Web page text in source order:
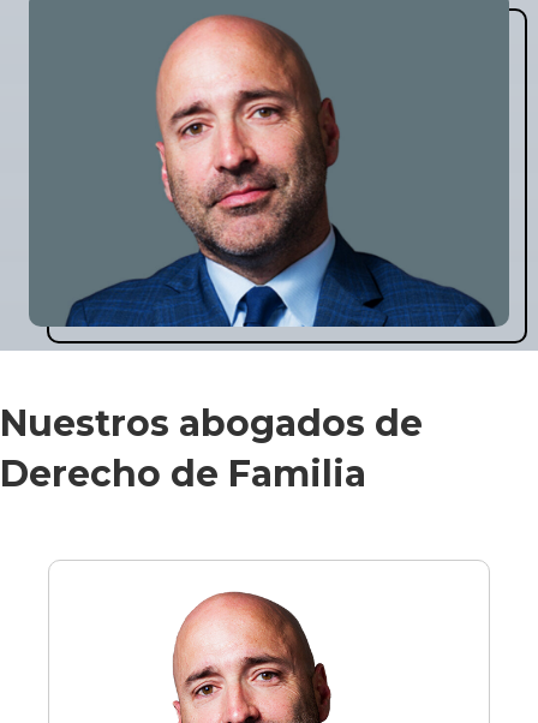
Nuestros abogados de
Derecho de Familia